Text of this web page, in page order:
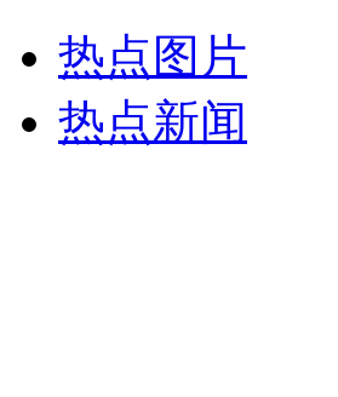
热点图片
热点新闻